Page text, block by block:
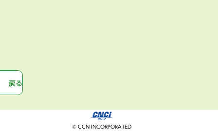
戻る
© CCN INCORPORATED